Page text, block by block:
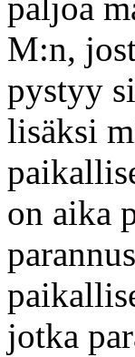
paljoa
M:n,
pystyy
lisäksi
on aika
jotka